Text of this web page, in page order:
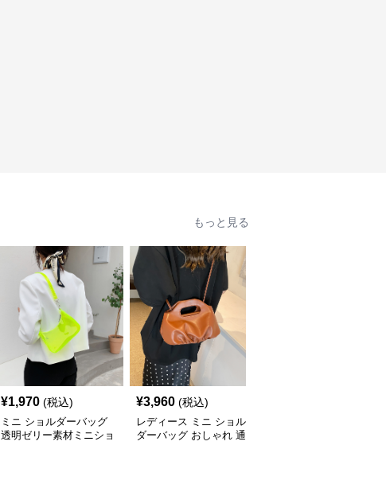
もっと見る
¥1,970 (税込)
ミニ ショルダーバッグ
透明ゼリー素材ミニショ
¥3,960 (税込)
レディース ミニ ショル
ダーバッグ おしゃれ 通